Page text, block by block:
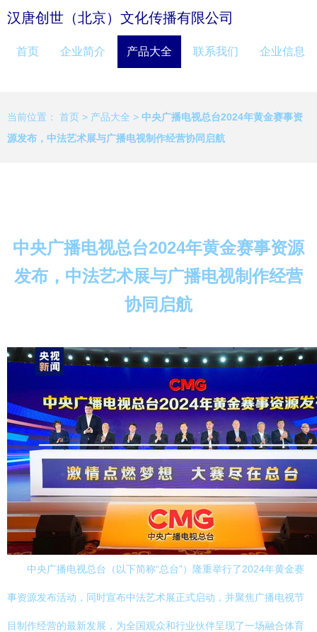
汉唐创世（北京）文化传播有限公司
首页 企业简介 产品大全 联系我们 企业信息
当前位置： 首页 > 产品大全 > 中央广播电视总台2024年黄金赛事资
源发布，中法艺术展与广播电视制作经营协同启航
中央广播电视总台2024年黄金赛事资源
发布，中法艺术展与广播电视制作经营
协同启航
中央广播电视总台（以下简称“总台”）隆重举行了2024年黄金赛
事资源发布活动，同时宣布中法艺术展正式启动，并聚焦广播电视节
目制作经营的最新发展，为全国观众和行业伙伴呈现了一场融合体育